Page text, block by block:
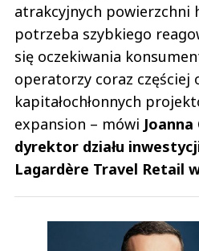
atrakcyjnych powierzchni
potrzeba szybkiego
się oczekiwania
operatorzy coraz częściej
kapitałochłonnych
expansion – mówi
dyrektor działu
Lagardère Travel Retail